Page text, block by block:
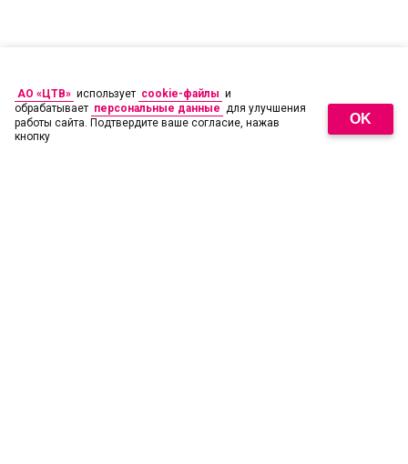
АО «ЦТВ» использует cookie-файлы и
обрабатывает персональные данные для улучшения
работы сайта. Подтвердите ваше согласие, нажав
кнопку
OK